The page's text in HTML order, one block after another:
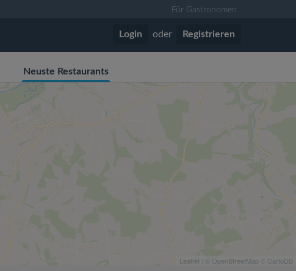
Für Gastronomen
Login oder Registrieren
Neuste Restaurants
Leaflet | © OpenStreetMap © CartoDB